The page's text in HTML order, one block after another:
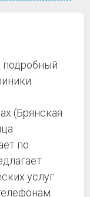
подробный
(Брянская
по
услуг.